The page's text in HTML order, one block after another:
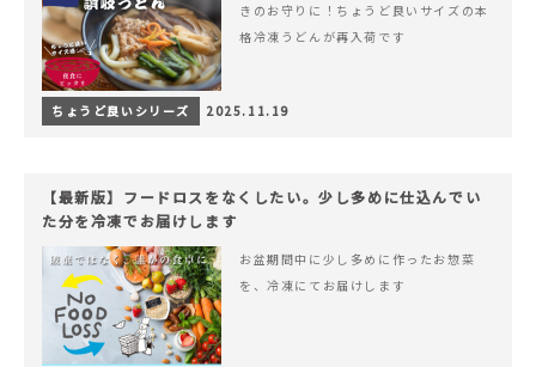
きのお守りに！ちょうど良いサイズの本
格冷凍うどんが再入荷です
ちょうど良いシリーズ 2025.11.19
【最新版】フードロスをなくしたい。少し多めに仕込んでい
た分を冷凍でお届けします
お盆期間中に少し多めに作ったお惣菜
を、冷凍にてお届けします